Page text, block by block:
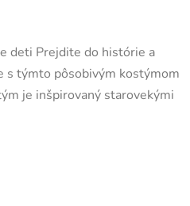
deti Prejdite do histórie a
s týmto pôsobivým kostýmom
je inšpirovaný starovekými